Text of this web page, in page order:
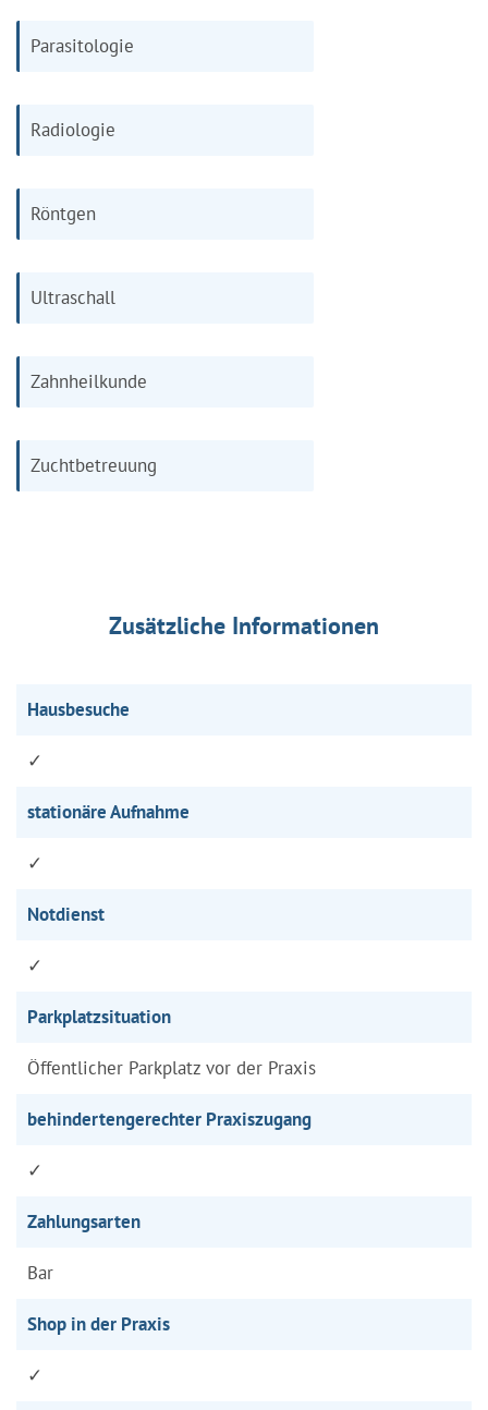
Parasitologie
Radiologie
Röntgen
Ultraschall
Zahnheilkunde
Zuchtbetreuung
Zusätzliche Informationen
Hausbesuche
✓
stationäre Aufnahme
✓
Notdienst
✓
Parkplatzsituation
Öffentlicher Parkplatz vor der Praxis
behindertengerechter Praxiszugang
✓
Zahlungsarten
Bar
Shop in der Praxis
✓